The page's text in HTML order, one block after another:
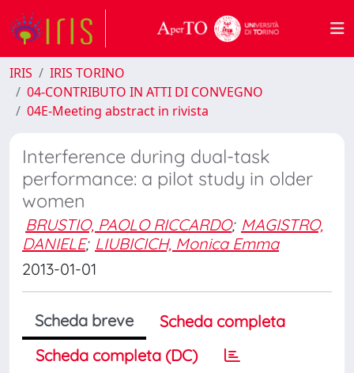
IRIS
IRIS TORINO
04-CONTRIBUTO IN ATTI DI CONVEGNO
04E-Meeting abstract in rivista
Interference during dual-task
performance: a pilot study in older
women
BRUSTIO, PAOLO RICCARDO; MAGISTRO,
DANIELE; LIUBICICH, Monica Emma
2013-01-01
Scheda breve
Scheda completa
Scheda completa (DC)